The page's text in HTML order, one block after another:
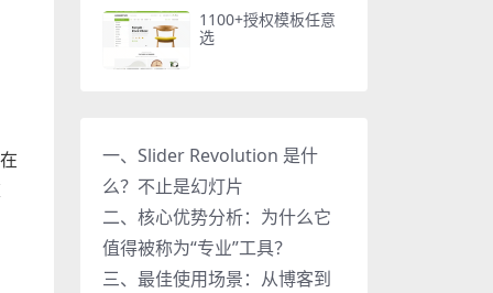
1100+授权模板任意
选
一、Slider Revolution 是什
么？不止是幻灯片
二、核心优势分析：为什么它
值得被称为“专业”工具？
三、最佳使用场景：从博客到